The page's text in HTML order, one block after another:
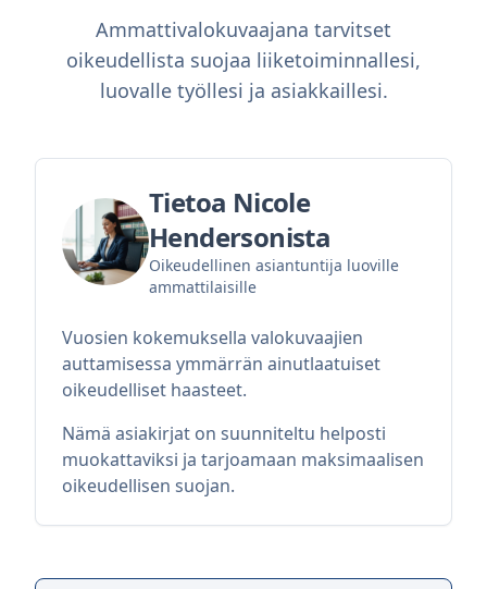
Ammattivalokuvaajana tarvitset
oikeudellista suojaa liiketoiminnallesi,
luovalle työllesi ja asiakkaillesi.
Tietoa Nicole
Hendersonista
Oikeudellinen asiantuntija luoville
ammattilaisille
Vuosien kokemuksella valokuvaajien
auttamisessa ymmärrän ainutlaatuiset
oikeudelliset haasteet.
Nämä asiakirjat on suunniteltu helposti
muokattaviksi ja tarjoamaan maksimaalisen
oikeudellisen suojan.